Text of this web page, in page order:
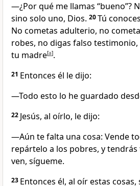
—¿Por qué me llamas “bueno”?
sino solo uno, Dios. 20Tú
No cometas adulterio, no
robes, no digas falso
tu madre[a].
21 Entonces él le dijo:
—Todo esto lo he guardado
22 Jesús, al oírlo, le dijo:
—Aún te falta una cosa: Vende
repártelo a los pobres, y tendrás
ven, sígueme.
23 Entonces él, al oír estas